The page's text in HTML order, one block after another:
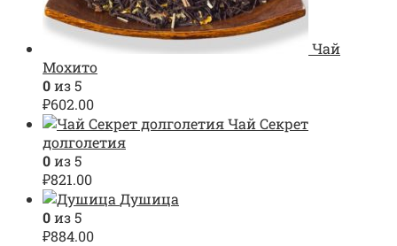
Чай
Мохито
0из 5
₽602.00
Чай Секрет
долголетия
0из 5
₽821.00
Душица
0из 5
₽884.00